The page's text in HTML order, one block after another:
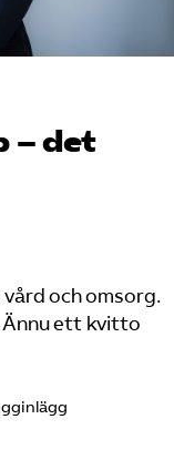
– det
och omsorg.
ett kvitto